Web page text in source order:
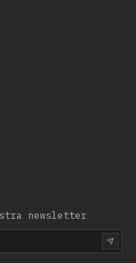
newsletter